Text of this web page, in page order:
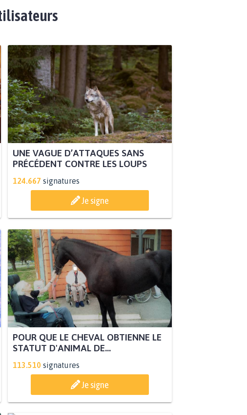
UNE VAGUE D’ATTAQUES SANS
PRÉCÉDENT CONTRE LES LOUPS
124.667 signatures
Je signe
POUR QUE LE CHEVAL OBTIENNE LE
STATUT D'ANIMAL DE...
113.510 signatures
Je signe